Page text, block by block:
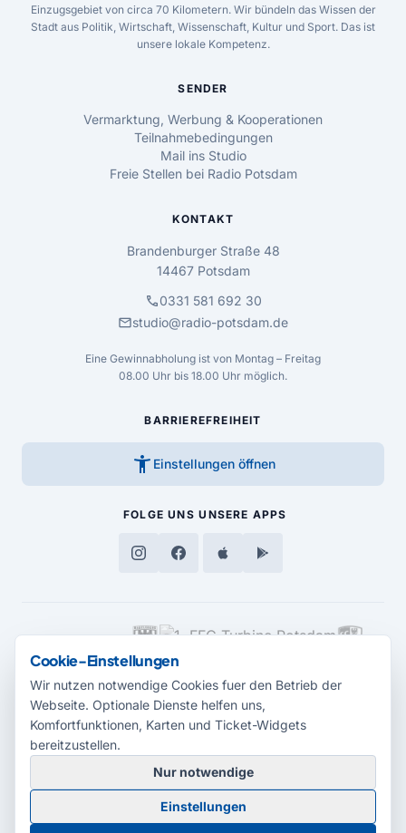
Einzugsgebiet von circa 70 Kilometern. Wir bündeln das Wissen der
Stadt aus Politik, Wirtschaft, Wissenschaft, Kultur und Sport. Das ist
unsere lokale Kompetenz.
SENDER
Vermarktung, Werbung & Kooperationen
Teilnahmebedingungen
Mail ins Studio
Freie Stellen bei Radio Potsdam
KONTAKT
Brandenburger Straße 48
14467 Potsdam
call0331 581 692 30
mailstudio@radio-potsdam.de
Eine Gewinnabholung ist von Montag – Freitag
08.00 Uhr bis 18.00 Uhr möglich.
BARRIEREFREIHEIT
accessibility_new Einstellungen öffnen
FOLGE UNS UNSERE APPS
MEDIENPARTNER
© 2026 Radio Potsdam. Webseite entwickelt durch dieMedienagentur
Babelsberg
BarrierefreiheitserklärungAGBDatenschutzImpressum
Cookie-Einstellungen
Wir nutzen notwendige Cookies fuer den Betrieb der
Webseite. Optionale Dienste helfen uns,
Komfortfunktionen, Karten und Ticket-Widgets
bereitzustellen.
Nur notwendige
Einstellungen